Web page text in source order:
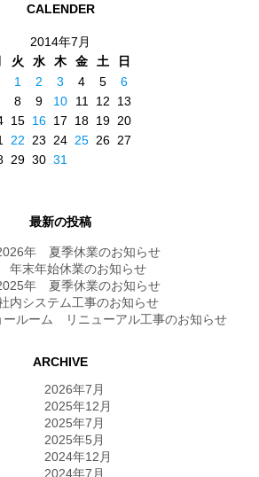
CALENDER
2014年7月
火 水 木 金 土
日
1
2 3 4 5
6
8 9 10 11 12
13
15 16 17 18 19 20
22 23 24 25 26 27
29 30 31
最新の投稿
年 夏季休業のお知らせ
年末年始休業のお知らせ
年 夏季休業のお知らせ
内システム工事のお知らせ
ールーム リニューアル工事のお知らせ
ARCHIVE
2026年7月
2025年12月
2025年7月
2025年5月
2024年12月
2024年7月